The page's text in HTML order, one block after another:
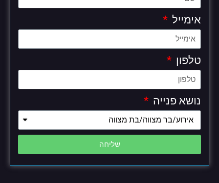
אימייל
טלפון
נושא פנייה
שליחה